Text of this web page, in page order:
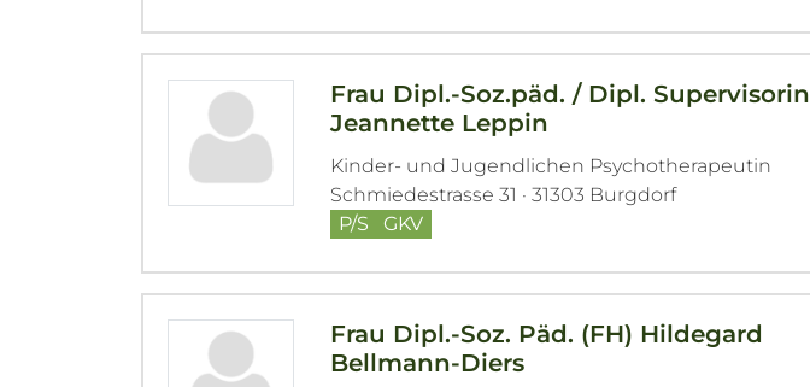
Frau Dipl.-Soz.päd. / Dipl. Supervisorin
Jeannette Leppin
Kinder- und Jugendlichen Psychotherapeutin
Schmiedestrasse 31 · 31303 Burgdorf
P/S
GKV
Frau Dipl.-Soz. Päd. (FH) Hildegard
Bellmann-Diers